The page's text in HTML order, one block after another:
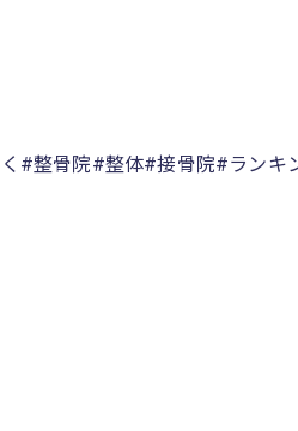
#整骨院#整体#接骨院#ランキ